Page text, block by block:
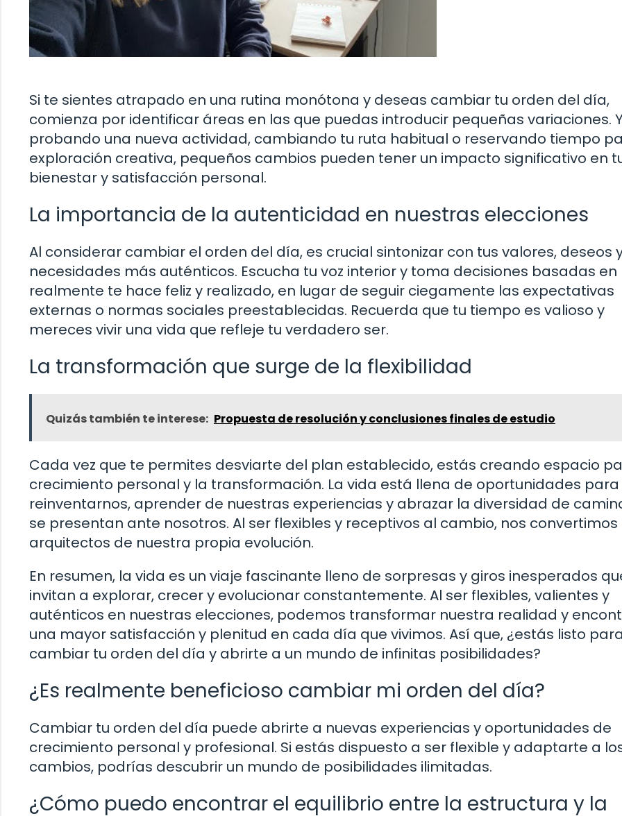
Si te sientes atrapado en una rutina monótona y deseas cambiar tu orden del día,
comienza por identificar áreas en las que puedas introducir pequeñas variaciones.
probando una nueva actividad, cambiando tu ruta habitual o reservando tiempo
exploración creativa, pequeños cambios pueden tener un impacto significativo en
bienestar y satisfacción personal.
La importancia de la autenticidad en nuestras elecciones
Al considerar cambiar el orden del día, es crucial sintonizar con tus valores, deseos
necesidades más auténticos. Escucha tu voz interior y toma decisiones basadas en
realmente te hace feliz y realizado, en lugar de seguir ciegamente las expectativas
externas o normas sociales preestablecidas. Recuerda que tu tiempo es valioso y
mereces vivir una vida que refleje tu verdadero ser.
La transformación que surge de la flexibilidad
Quizás también te interese: Propuesta de resolución y conclusiones finales de estudio
Cada vez que te permites desviarte del plan establecido, estás creando espacio
crecimiento personal y la transformación. La vida está llena de oportunidades para
reinventarnos, aprender de nuestras experiencias y abrazar la diversidad de
se presentan ante nosotros. Al ser flexibles y receptivos al cambio, nos convertimos
arquitectos de nuestra propia evolución.
En resumen, la vida es un viaje fascinante lleno de sorpresas y giros inesperados
invitan a explorar, crecer y evolucionar constantemente. Al ser flexibles, valientes y
auténticos en nuestras elecciones, podemos transformar nuestra realidad y
una mayor satisfacción y plenitud en cada día que vivimos. Así que, ¿estás listo
cambiar tu orden del día y abrirte a un mundo de infinitas posibilidades?
¿Es realmente beneficioso cambiar mi orden del día?
Cambiar tu orden del día puede abrirte a nuevas experiencias y oportunidades de
crecimiento personal y profesional. Si estás dispuesto a ser flexible y adaptarte a
cambios, podrías descubrir un mundo de posibilidades ilimitadas.
¿Cómo puedo encontrar el equilibrio entre la estructura y la